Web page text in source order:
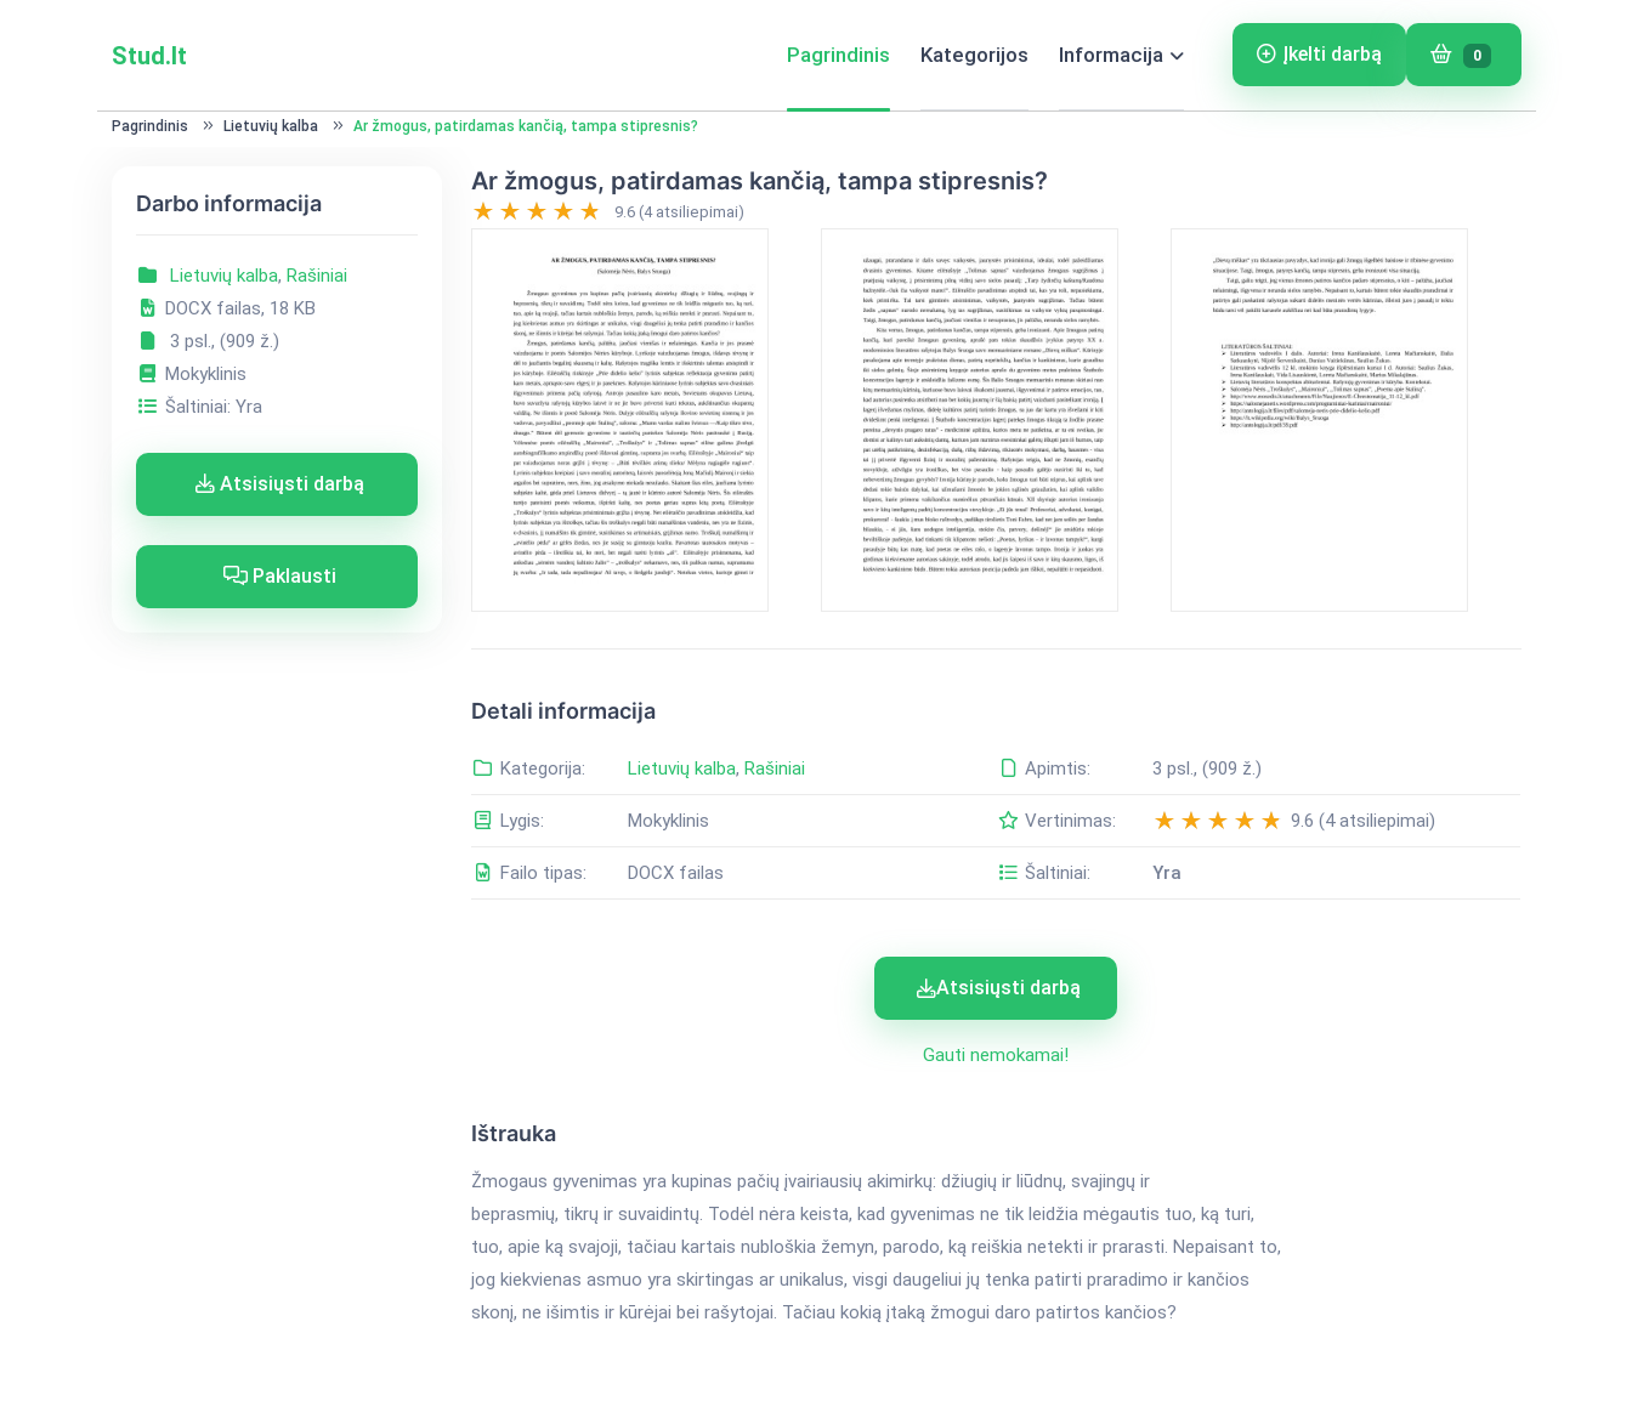
Stud.lt Pagrindinis Kategorijos Informacija Įkelti darbą 0
Pagrindinis Lietuvių kalba Ar žmogus, patirdamas kančią, tampa stipresnis?
Darbo informacija
Lietuvių kalba, Rašiniai
DOCX failas, 18 KB
3 psl., (909 ž.)
Mokyklinis
Šaltiniai: Yra
Atsisiųsti darbą
Paklausti
Ar žmogus, patirdamas kančią, tampa stipresnis?
9.6 (4 atsiliepimai)
Detali informacija
Kategorija: Lietuvių kalba, Rašiniai
Lygis: Mokyklinis
Failo tipas: DOCX failas
Apimtis: 3 psl., (909 ž.)
Vertinimas: 9.6 (4 atsiliepimai)
Šaltiniai: Yra
Atsisiųsti darbą
Gauti nemokamai!
Ištrauka
Žmogaus gyvenimas yra kupinas pačių įvairiausių akimirkų: džiugių ir liūdnų, svajingų ir
beprasmių, tikrų ir suvaidintų. Todėl nėra keista, kad gyvenimas ne tik leidžia mėgautis tuo, ką turi,
tuo, apie ką svajoji, tačiau kartais nubloškia žemyn, parodo, ką reiškia netekti ir prarasti. Nepaisant to,
jog kiekvienas asmuo yra skirtingas ar unikalus, visgi daugeliui jų tenka patirti praradimo ir kančios
skonį, ne išimtis ir kūrėjai bei rašytojai. Tačiau kokią įtaką žmogui daro patirtos kančios?